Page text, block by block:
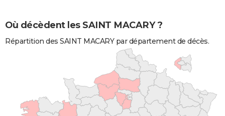
Où décèdent les SAINT MACARY ?
Répartition des SAINT MACARY par département de décès.